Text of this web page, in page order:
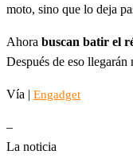
moto, sino que lo deja
Ahora buscan batir el
Después de eso
Vía | Engadget
–
La noticia